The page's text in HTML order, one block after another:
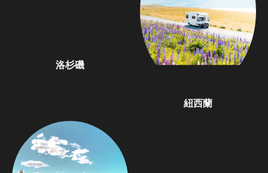
洛杉磯
紐西蘭